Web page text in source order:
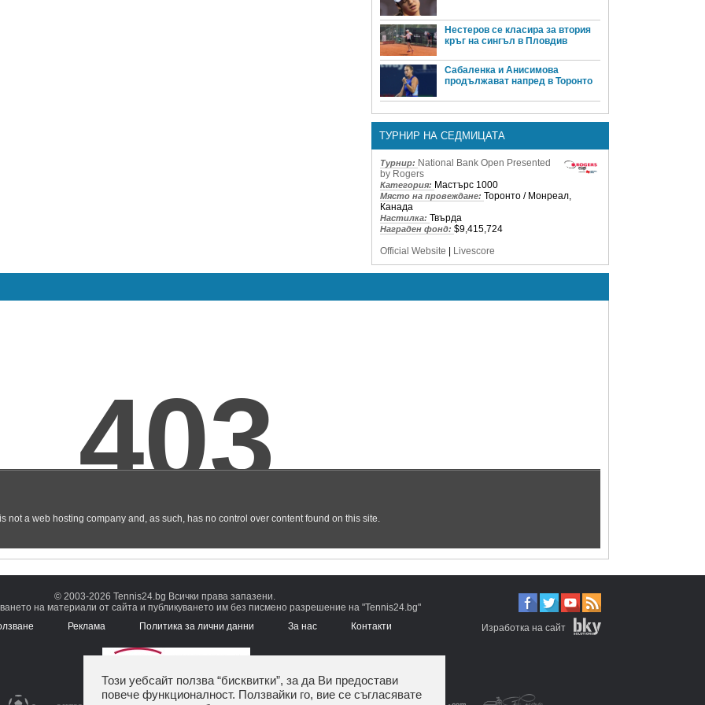
Нестеров се класира за втория
кръг на сингъл в Пловдив
Сабаленка и Анисимова
продължават напред в Торонто
ТУРНИР НА СЕДМИЦАТА
Турнир: National Bank Open Presented
by Rogers
Категория: Мастърс 1000
Място на провеждане: Торонто / Монреал,
Канада
Настилка: Твърда
Награден фонд: $9,415,724
Official Website | Livescore
© 2003-2026 Tennis24.bg Всички права запазени.
на материали от сайта и публикуването им без писмено разрешение на "Tennis24.bg"
Реклама Политика за лични данни За нас Контакти Изработка на сайт
Този уебсайт ползва “бисквитки”, за да Ви предостави
повече функционалност. Ползвайки го, вие се съгласявате